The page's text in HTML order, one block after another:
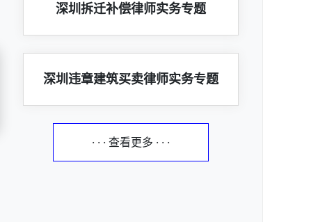
深圳拆迁补偿律师实务专题
深圳违章建筑买卖律师实务专题
· · · 查看更多 · · ·